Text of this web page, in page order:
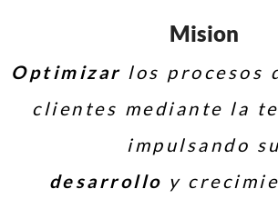
Mision
Optimizar los procesos
clientes mediante la
impulsando su
desarrollo y